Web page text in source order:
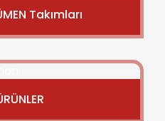
Takımları